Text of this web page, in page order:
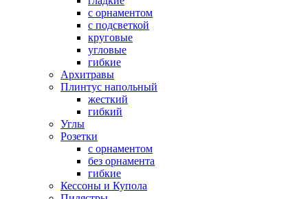
с орнаментом
с подсветкой
круговые
угловые
гибкие
Архитравы
Плинтус напольный
жесткий
гибкий
Углы
Розетки
с орнаментом
без орнамента
гибкие
Кессоны и Купола